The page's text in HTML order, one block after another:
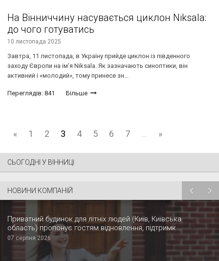
На Вінниччину насувається циклон Niksala:
до чого готуватись
10 листопада 2025
Завтра, 11 листопада, в Україну прийде циклон із південного
заходу Європи на ім’я Niksala. Як зазначають синоптики, він
активний і «молодий», тому принесе зн...
Переглядів: 841 Більше
« 1 2 3 4 5 6 7 ... »
СЬОГОДНІ У ВІННИЦІ
НОВИНИ КОМПАНІЙ
Приватний будинок для літніх людей (Київ, Київська
область) пропонує гостям відновлення, підтримк...
07 серпня 2026